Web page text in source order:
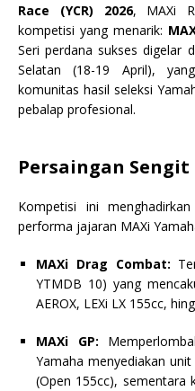
Race (YCR) 2026, MAXi
kompetisi yang menarik:
Seri perdana sukses digelar
Selatan (18-19 April),
komunitas hasil seleksi
pebalap profesional.
Persaingan
Kompetisi ini
performa jajaran MAXi
MAXi Drag Combat:
YTMDB 10) yang
AEROX, LEXi LX 155cc,
MAXi GP:
Yamaha menyediakan
(Open 155cc), sementara